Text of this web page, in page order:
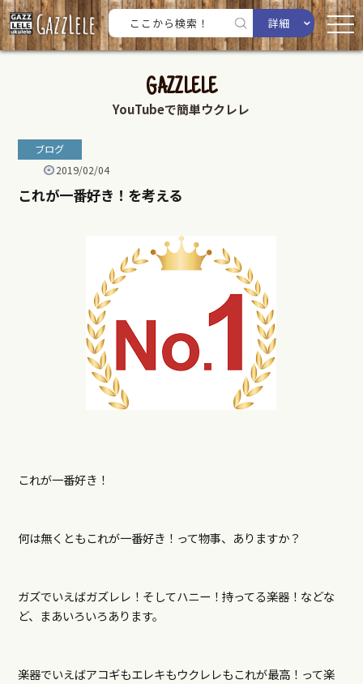
詳細
GAZZLELE
YouTubeで簡単ウクレレ
ブログ
2019/02/04
これが一番好き！を考える
これが一番好き！
何は無くともこれが一番好き！って物事、ありますか？
ガズでいえばガズレレ！そしてハニー！持ってる楽器！などな
ど、まあいろいろあります。
楽器でいえばアコギもエレキもウクレレもこれが最高！って楽